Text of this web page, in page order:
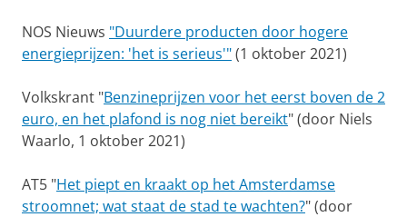
NOS Nieuws "Duurdere producten door hogere
energieprijzen: 'het is serieus'"(1 oktober 2021)
Volkskrant "Benzineprijzen voor het eerst boven de 2
euro, en het plafond is nog niet bereikt" (door Niels
Waarlo, 1 oktober 2021)
AT5 "Het piept en kraakt op het Amsterdamse
stroomnet; wat staat de stad te wachten?" (door